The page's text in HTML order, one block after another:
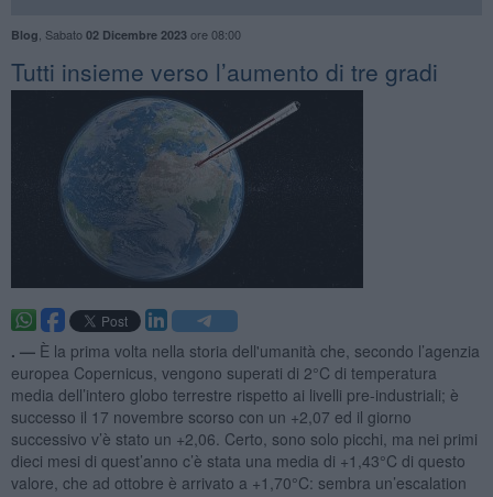
Blog Sabato 02 Dicembre 2023ore 08:00
​Tutti insieme verso l’aumento di tre gradi
. — È la prima volta nella storia dell'umanità che, secondo l’agenzia
europea Copernicus, vengono superati di 2°C di temperatura
media dell’intero globo terrestre rispetto ai livelli pre-industriali; è
successo il 17 novembre scorso con un +2,07 ed il giorno
successivo v’è stato un +2,06. Certo, sono solo picchi, ma nei primi
dieci mesi di quest’anno c’è stata una media di +1,43°C di questo
valore, che ad ottobre è arrivato a +1,70°C: sembra un’escalation